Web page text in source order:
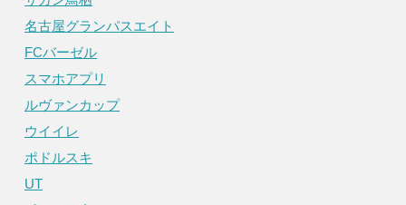
名古屋グランパスエイト
FCバーゼル
スマホアプリ
ルヴァンカップ
ウイイレ
ポドルスキ
UT